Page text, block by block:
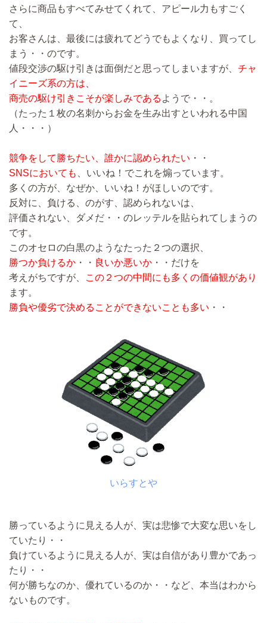
さらに商品もすべてみせてくれて、アピール力もすごく
て、
お客さんは、最後には疲れてどうでもよくなり、買ってし
まう・・のです。
値段交渉の駆け引きは面倒だと思ってしまいますが、 チャ
イニーズ系の方は、
商売の駆け引きこそが楽しみである ようで・・。
（たった１枚の名刺からお金を生み出すといわれる中国
人・・・）
競争をして勝ちたい、誰かに認められたい ・・
SNSにおいても 、いいね！でこれを煽っています。
多くの方が、なぜか、いいね！がほしいのです。
反対に、負ける、のがす、認められないは、
評価されない、ダメだ・・のレッテルを貼られてしまうの
です。
このオセロの白黒のようなたった２つの選択、
勝つか負けるか ・・ 良いか悪いか ・・だけを
考えがちですが、
この２つの中間にも多くの価値観があり
ます。
勝負や優劣で決めることができないことも多い ・・
いらすとや
勝っているように見える人が、実は悲惨で大変な思いをし
ていたり・・
負けているように見える人が、実は自信があり豊かであっ
たり・・
何が勝ちなのか、優れているのか・・など、本当はわから
ないものです。